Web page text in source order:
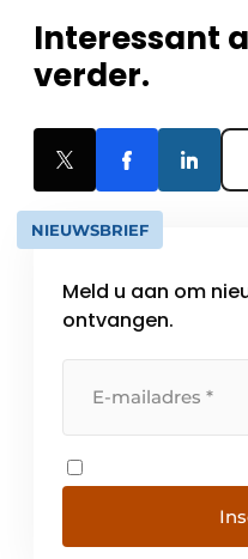
Interessant
verder.
NIEUWSBRIEF
Meld u aan om
ontvangen.